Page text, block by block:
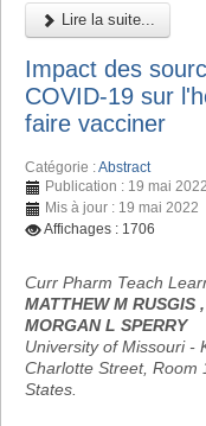
Lire la suite...
Impact des
COVID-19 sur
faire vacciner
Catégorie :Abstract
Publication : 19 mai 2022
Mis à jour : 19 mai 2022
Affichages : 1706
Curr Pharm Teach
MATTHEW M RUSGIS
MORGAN L SPERRY
University of Missouri -
Charlotte Street, Room
States.